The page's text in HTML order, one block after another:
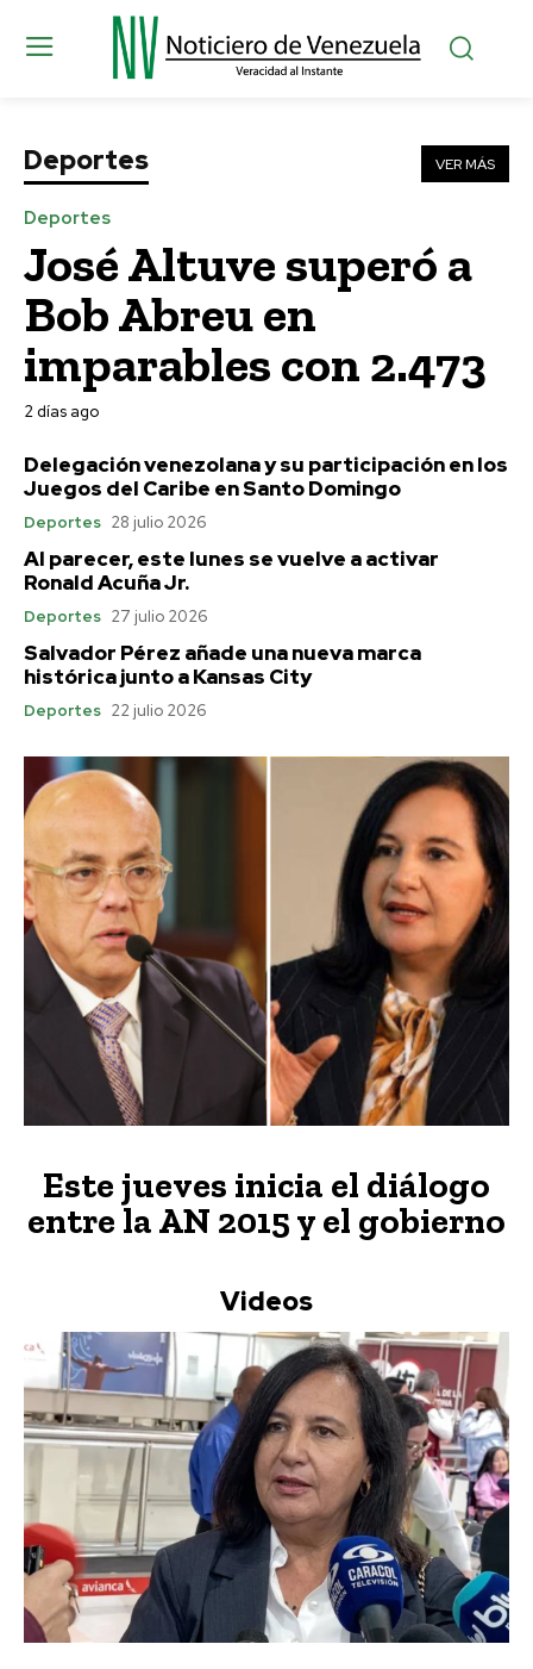
VER MÁS
Deportes
Deportes
José Altuve superó a
Bob Abreu en
imparables con 2.473
2 días ago
Delegación venezolana y su participación en los
Juegos del Caribe en Santo Domingo
Deportes 28 julio 2026
Al parecer, este lunes se vuelve a activar
Ronald Acuña Jr.
Deportes 27 julio 2026
Salvador Pérez añade una nueva marca
histórica junto a Kansas City
Deportes 22 julio 2026
Este jueves inicia el diálogo
entre la AN 2015 y el gobierno
Videos